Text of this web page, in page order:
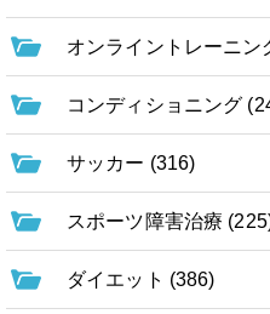
オンライントレーニン
コンディショニング
サッカー (316)
スポーツ障害治療
ダイエット (386)